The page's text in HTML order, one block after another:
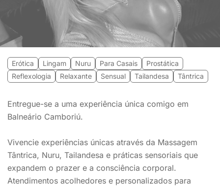
Erótica Lingam Nuru Para Casais
Prostática
Reflexologia
Relaxante Sensual Tailandesa Tântrica
Entregue-se a uma experiência única comigo em
Balneário Camboriú.
Vivencie experiências únicas através da Massagem
Tântrica, Nuru, Tailandesa e práticas sensoriais que
expandem o prazer e a consciência corporal.
Atendimentos acolhedores e personalizados para